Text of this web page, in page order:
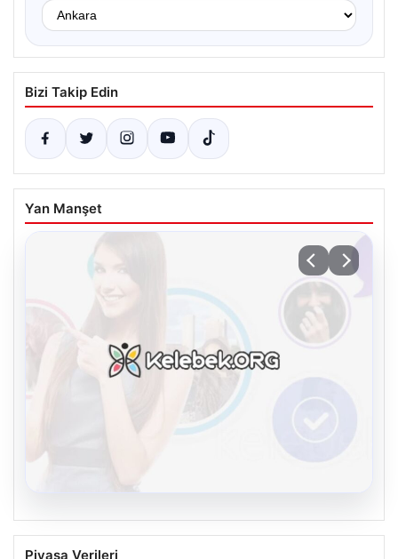
Bizi Takip Edin
Yan Manşet
Kelebek.Org İle Sanal İletişimin Güvenli
Piyasa Verileri